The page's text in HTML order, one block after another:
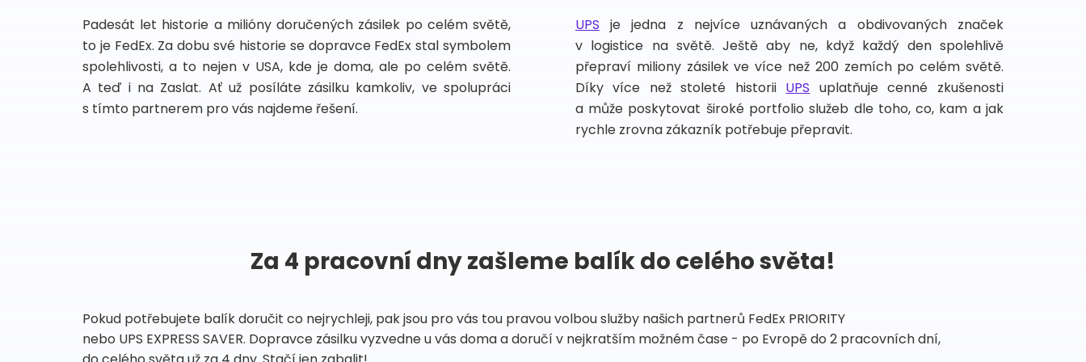
Padesát let historie a milióny doručených zásilek po celém světě,
to je FedEx. Za dobu své historie se dopravce FedEx stal symbolem
spolehlivosti, a to nejen v USA, kde je doma, ale po celém světě.
A teď i na Zaslat. Ať už posíláte zásilku kamkoliv, ve spolupráci
s tímto partnerem pro vás najdeme řešení.
UPS je jedna z nejvíce uznávaných a obdivovaných značek
v logistice na světě. Ještě aby ne, když každý den spolehlivě
přepraví miliony zásilek ve více než 200 zemích po celém světě.
Díky více než stoleté historii UPS uplatňuje cenné zkušenosti
a může poskytovat široké portfolio služeb dle toho, co, kam a jak
rychle zrovna zákazník potřebuje přepravit.
Za 4 pracovní dny zašleme balík do celého světa!
Pokud potřebujete balík doručit co nejrychleji, pak jsou pro vás tou pravou volbou služby našich partnerů FedEx PRIORITY
nebo UPS EXPRESS SAVER. Dopravce zásilku vyzvedne u vás doma a doručí v nejkratším možném čase - po Evropě do 2 pracovních dní,